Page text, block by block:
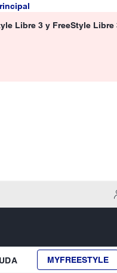
Libre 3 y FreeStyle Libre
MYFREESTYLE